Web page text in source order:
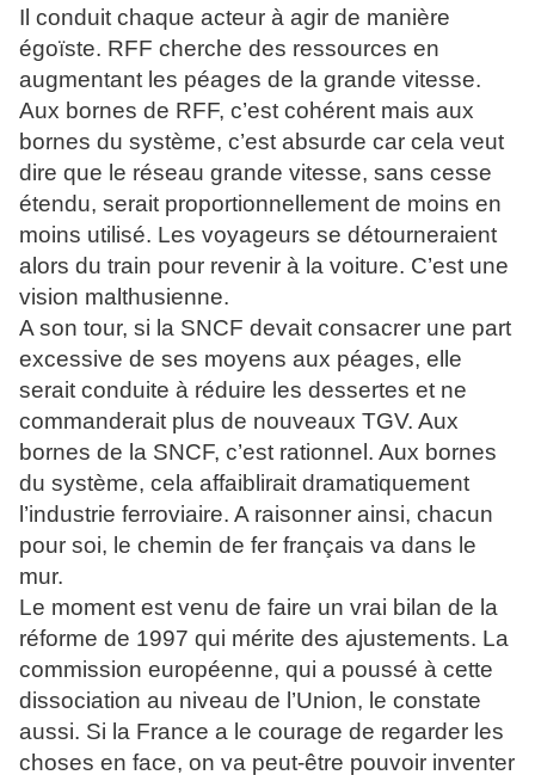
Il conduit chaque acteur à agir de manière
égoïste. RFF cherche des ressources en
augmentant les péages de la grande vitesse.
Aux bornes de RFF, c’est cohérent mais aux
bornes du système, c’est absurde car cela veut
dire que le réseau grande vitesse, sans cesse
étendu, serait proportionnellement de moins en
moins utilisé. Les voyageurs se détourneraient
alors du train pour revenir à la voiture. C’est une
vision malthusienne.
A son tour, si la SNCF devait consacrer une part
excessive de ses moyens aux péages, elle
serait conduite à réduire les dessertes et ne
commanderait plus de nouveaux TGV. Aux
bornes de la SNCF, c’est rationnel. Aux bornes
du système, cela affaiblirait dramatiquement
l’industrie ferroviaire. A raisonner ainsi, chacun
pour soi, le chemin de fer français va dans le
mur.
Le moment est venu de faire un vrai bilan de la
réforme de 1997 qui mérite des ajustements. La
commission européenne, qui a poussé à cette
dissociation au niveau de l’Union, le constate
aussi. Si la France a le courage de regarder les
choses en face, on va peut-être pouvoir inventer